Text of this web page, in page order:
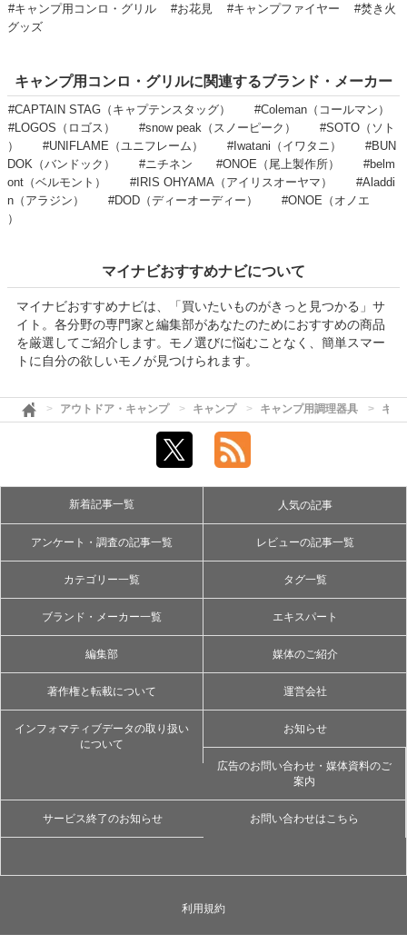
#キャンプ用コンロ・グリル
#お花見 #キャンプファイヤー
#焚き火
グッズ
キャンプ用コンロ・グリルに関連するブランド・メーカー
#CAPTAIN STAG（キャプテンスタッグ）
#Coleman（コールマン）
#LOGOS（ロゴス）
#snow peak（スノーピーク）
#SOTO（ソト
）
#UNIFLAME（ユニフレーム） #Iwatani（イワタニ）
#BUN
DOK（バンドック）
#ニチネン #ONOE（尾上製作所）
#belm
ont（ベルモント）
#IRIS OHYAMA（アイリスオーヤマ）
#Aladdi
n（アラジン）
#DOD（ディーオーディー）
#ONOE（オノエ
）
マイナビおすすめナビについて
マイナビおすすめナビは、「買いたいものがきっと見つかる」サ
イト。各分野の専門家と編集部があなたのためにおすすめの商品
を厳選してご紹介します。モノ選びに悩むことなく、簡単スマー
トに自分の欲しいモノが見つけられます。
アウトドア・キャンプ キャンプ キャンプ用調理器具 キャ
新着記事一覧 人気の記事
アンケート・調査の記事一覧 レビューの記事一覧
カテゴリー一覧 タグ一覧
ブランド・メーカー一覧 エキスパート
編集部 媒体のご紹介
著作権と転載について 運営会社
インフォマティブデータの取り扱い
について
お知らせ
広告のお問い合わせ・媒体資料のご
案内
サービス終了のお知らせ お問い合わせはこちら
利用規約